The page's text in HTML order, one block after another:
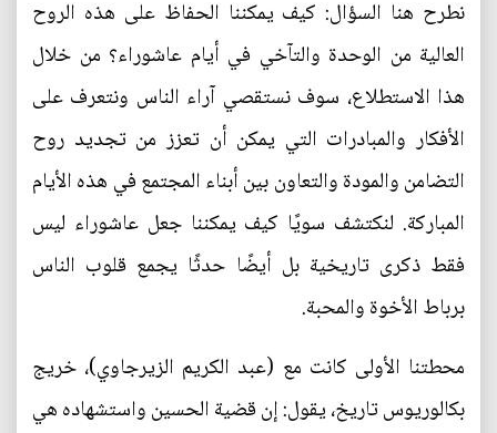
نطرح هنا السؤال: كيف يمكننا الحفاظ على هذه الروح
العالية من الوحدة والتآخي في أيام عاشوراء؟ من خلال
هذا الاستطلاع، سوف نستقصي آراء الناس ونتعرف على
الأفكار والمبادرات التي يمكن أن تعزز من تجديد روح
التضامن والمودة والتعاون بين أبناء المجتمع في هذه الأيام
المباركة. لنكتشف سويًا كيف يمكننا جعل عاشوراء ليس
فقط ذكرى تاريخية بل أيضًا حدثًا يجمع قلوب الناس
برباط الأخوة والمحبة.
محطتنا الأولى كانت مع (عبد الكريم الزيرجاوي)، خريج
بكالوريوس تاريخ، يقول: إن قضية الحسين واستشهاده هي